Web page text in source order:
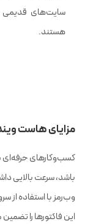
سایت‌های قدیمی
هستند.
مزایای هاست
کسب‌وکارهای حرفه‌ای
باشد، سرعت بالایی